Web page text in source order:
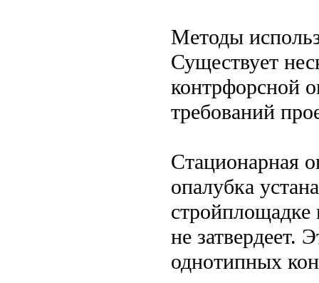
Методы
Существует
контрфорсной
требований
Стационарная
опалубка
стройплощадке
не затвердеет.
однотипных